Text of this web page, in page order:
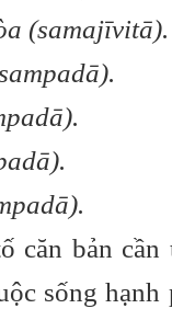
(samajīvitā).
căn bản
sống